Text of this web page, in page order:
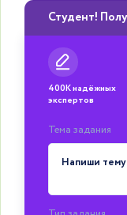
Студент!
400К надёжных
экспертов
Тема задания